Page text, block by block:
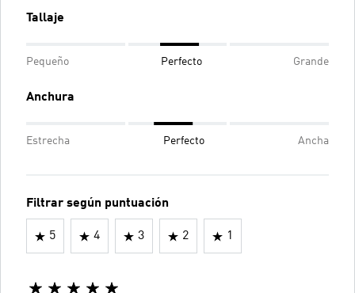
Tallaje
Pequeño Perfecto Grande
Anchura
Estrecha Perfecto Ancha
Filtrar según puntuación
5 4 3 2 1